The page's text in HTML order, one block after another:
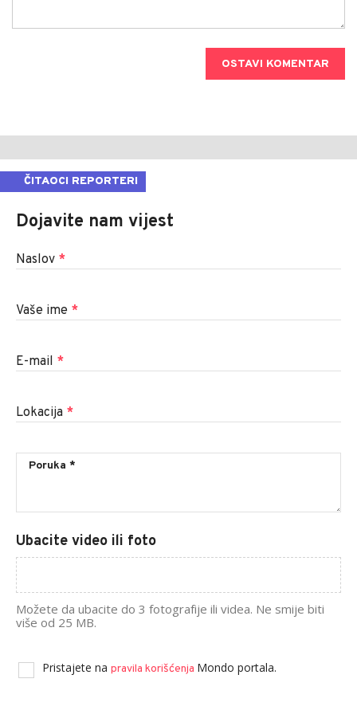
OSTAVI KOMENTAR
ČITAOCI REPORTERI
Dojavite nam vijest
Naslov *
Vaše ime *
E-mail *
Lokacija *
Ubacite video ili foto
Možete da ubacite do 3 fotografije ili videa. Ne smije biti
više od 25 MB.
Pristajete na pravila korišćenja Mondo portala.